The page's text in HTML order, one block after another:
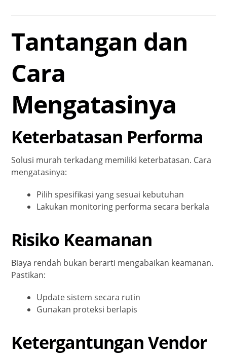
Tantangan dan
Cara
Mengatasinya
Keterbatasan Performa
Solusi murah terkadang memiliki keterbatasan. Cara
mengatasinya:
Pilih spesifikasi yang sesuai kebutuhan
Lakukan monitoring performa secara berkala
Risiko Keamanan
Biaya rendah bukan berarti mengabaikan keamanan.
Pastikan:
Update sistem secara rutin
Gunakan proteksi berlapis
Ketergantungan Vendor